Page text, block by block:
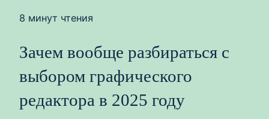
8 минут чтения
Зачем вообще разбираться с
выбором графического
редактора в 2025 году